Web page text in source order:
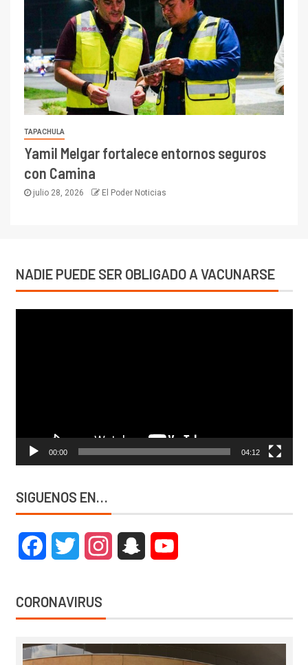
TAPACHULA
Yamil Melgar fortalece entornos seguros
con Camina
julio 28, 2026 El Poder Noticias
NADIE PUEDE SER OBLIGADO A VACUNARSE
00:00 04:12
SIGUENOS EN…
FacebookTwitter InstagramSnapchat
CORONAVIRUS